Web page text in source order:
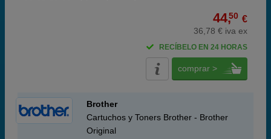
44,50 €
36,78 € iva ex
RECÍBELO EN 24 HORAS
comprar >
Brother
Cartuchos y Toners Brother - Brother
Original